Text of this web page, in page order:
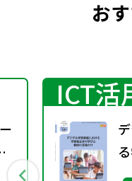
お
ICT活